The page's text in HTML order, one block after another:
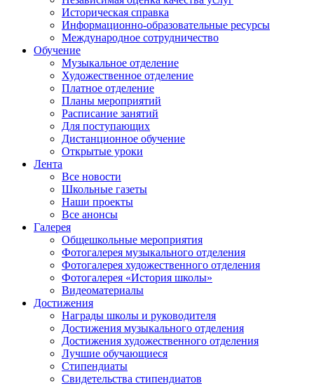
Историческая справка
Информационно-образовательные ресурсы
Международное сотрудничество
Обучение
Музыкальное отделение
Художественное отделение
Платное отделение
Планы мероприятий
Расписание занятий
Для поступающих
Дистанционное обучение
Открытые уроки
Лента
Все новости
Школьные газеты
Наши проекты
Все анонсы
Галерея
Общешкольные мероприятия
Фотогалерея музыкального отделения
Фотогалерея художественного отделения
Фотогалерея «История школы»
Видеоматериалы
Достижения
Награды школы и руководителя
Достижения музыкального отделения
Достижения художественного отделения
Лучшие обучающиеся
Стипендиаты
Свидетельства стипендиатов